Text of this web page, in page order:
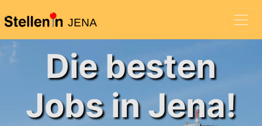
JENA
Die besten
Jobs in Jena!